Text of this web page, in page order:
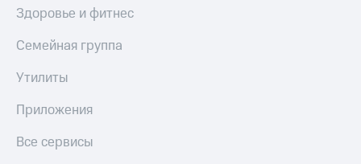
Здоровье и фитнес
Семейная группа
Утилиты
Приложения
Все сервисы